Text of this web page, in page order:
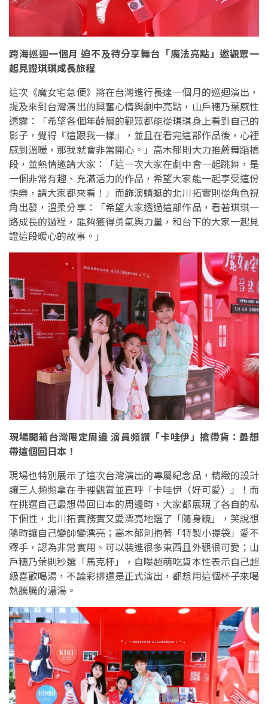
跨海巡迴一個月 迫不及待分享舞台「魔法亮點」邀觀眾一
起見證琪琪成長旅程
這次《魔女宅急便》將在台灣進行長達一個月的巡迴演出，
提及來到台灣演出的興奮心情與劇中亮點，山戶穗乃葉感性
透露：「希望各個年齡層的觀眾都能從琪琪身上看到自己的
影子，覺得『這跟我一樣』，並且在看完這部作品後，心裡
感到溫暖，那我就會非常開心。」高木郁則大力推薦舞蹈橋
段，並熱情邀請大家：「這一次大家在劇中會一起跳舞，是
一個非常有趣、充滿活力的作品，希望大家能一起享受這份
快樂，請大家都來看！」而飾演蜻蜓的北川拓實則從角色視
角出發，溫柔分享：「希望大家透過這部作品，看著琪琪一
路成長的過程，能夠獲得勇氣與力量，和台下的大家一起見
證這段暖心的故事。」
現場開箱台灣限定周邊 演員頻讚「卡哇伊」搶帶貨：最想
帶這個回日本！
現場也特別展示了這次台灣演出的專屬紀念品，精緻的設計
讓三人頻頻拿在手裡觀賞並直呼「卡哇伊（好可愛）」！而
在挑選自己最想帶回日本的周邊時，大家都展現了各自的私
下個性，北川拓實務實又愛漂亮地選了「隨身鏡」，笑說想
隨時讓自己變帥變漂亮；高木郁則抱著「特製小提袋」愛不
釋手，認為非常實用、可以裝進很多東西且外觀很可愛；山
戶穗乃葉則秒選「馬克杯」，自曝超萌吃貨本性表示自己超
級喜歡喝湯，不論彩排還是正式演出，都想用這個杯子來喝
熱騰騰的濃湯。